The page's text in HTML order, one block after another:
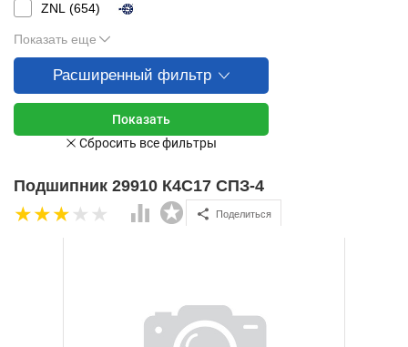
ZNL (654)
Показать еще
Расширенный фильтр
Подшипник 29910 К4С17 СПЗ-4
Поделиться